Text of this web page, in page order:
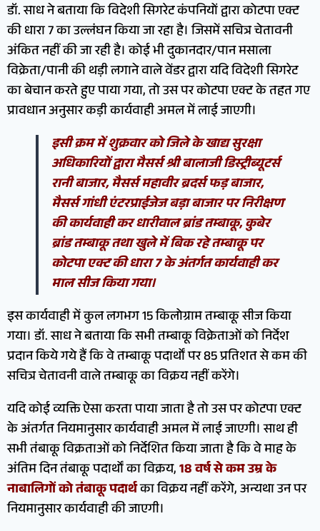
डॉ. साध ने बताया कि विदेशी सिगरेट कंपनियों द्वारा कोटपा एक्ट
की धारा 7 का उल्लंघन किया जा रहा है। जिसमें सचित्र चेतावनी
अंकित नहीं की जा रही है। कोई भी दुकानदार/पान मसाला
विक्रेता/पानी की थड़ी लगाने वाले वेंडर द्वारा यदि विदेशी सिगरेट
का बेचान करते हुए पाया गया, तो उस पर कोटपा एक्ट के तहत गए
प्रावधान अनुसार कड़ी कार्यवाही अमल में लाई जाएगी।
इसी क्रम में शुक्रवार को जिले के खाद्य सुरक्षा
अधिकारियों द्वारा मैसर्स श्री बालाजी डिस्ट्रीब्यूटर्स
रानी बाजार, मैसर्स महावीर ब्रदर्स फड़ बाजार,
मैसर्स गांधी एंटरप्राईजेज बड़ा बाजार पर निरीक्षण
की कार्यवाही कर धारीवाल ब्रांड तम्बाकू, कुबेर
ब्रांड तम्बाकू तथा खुले में बिक रहे तम्बाकू पर
कोटपा एक्ट की धारा 7 के अंतर्गत कार्यवाही कर
माल सीज किया गया।
इस कार्यवाही में कुल लगभग 15 किलोग्राम तम्बाकू सीज किया
गया। डॉ. साध ने बताया कि सभी तम्बाकू विक्रेताओं को निर्देश
प्रदान किये गये हैं कि वे तम्बाकू पदार्थों पर 85 प्रतिशत से कम की
सचित्र चेतावनी वाले तम्बाकू का विक्रय नहीं करेंगे।
यदि कोई व्यक्ति ऐसा करता पाया जाता है तो उस पर कोटपा एक्ट
के अंतर्गत नियमानुसार कार्यवाही अमल में लाई जाएगी। साथ ही
सभी तंबाकू विक्रताओं को निर्देशित किया जाता है कि वे माह के
अंतिम दिन तंबाकू पदार्थों का विक्रय,18 वर्ष से कम उम्र के
नाबालिगों को तंबाकू पदार्थका विक्रय नहीं करेंगे, अन्यथा उन पर
नियमानुसार कार्यवाही की जाएगी।